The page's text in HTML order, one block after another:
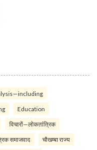
Education
विचारों—लोकतांत्रिक
समाजवाद चौखम्बा राज्य